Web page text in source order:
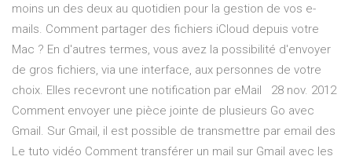
moins un des deux au quotidien pour la gestion de vos e-
mails. Comment partager des fichiers iCloud depuis votre
Mac ? En d'autres termes, vous avez la possibilité d'envoyer
de gros fichiers, via une interface, aux personnes de votre
choix. Elles recevront une notification par eMail 28 nov. 2012
Comment envoyer une pièce jointe de plusieurs Go avec
Gmail. Sur Gmail, il est possible de transmettre par email des
Le tuto vidéo Comment transférer un mail sur Gmail avec les